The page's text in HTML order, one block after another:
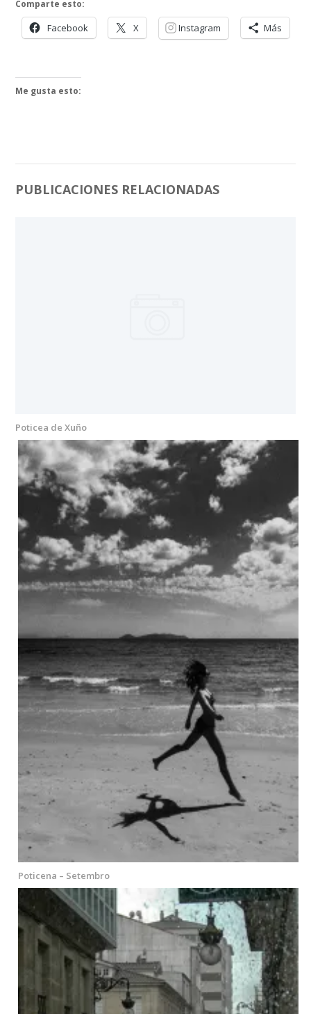
Comparte esto:
Facebook X Instagram Más
Me gusta esto:
PUBLICACIONES RELACIONADAS
Poticea de Xuño
Poticena – Setembro